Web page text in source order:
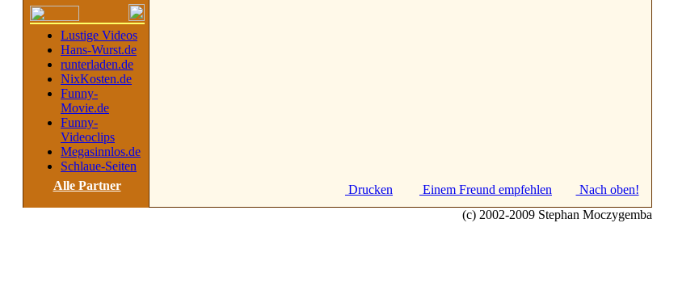
Lustige Videos
Hans-Wurst.de
runterladen.de
NixKosten.de
Funny-
Movie.de
Funny-
Videoclips
Megasinnlos.de
Schlaue-Seiten
Alle Partner
Drucken Einem Freund empfehlen
Nach oben!
(c) 2002-2009 Stephan Moczygemba